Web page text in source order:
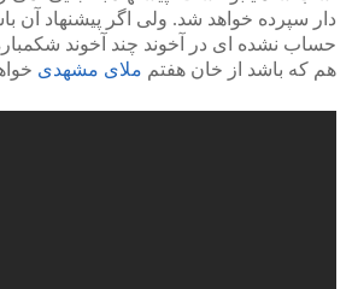
دار سپرده خواهد شد. ولی اگر پیشنهاد آن
حساب نشده ای در آخوند چند آخوند
هم که باشد از خان هفتم ملای مشهدی